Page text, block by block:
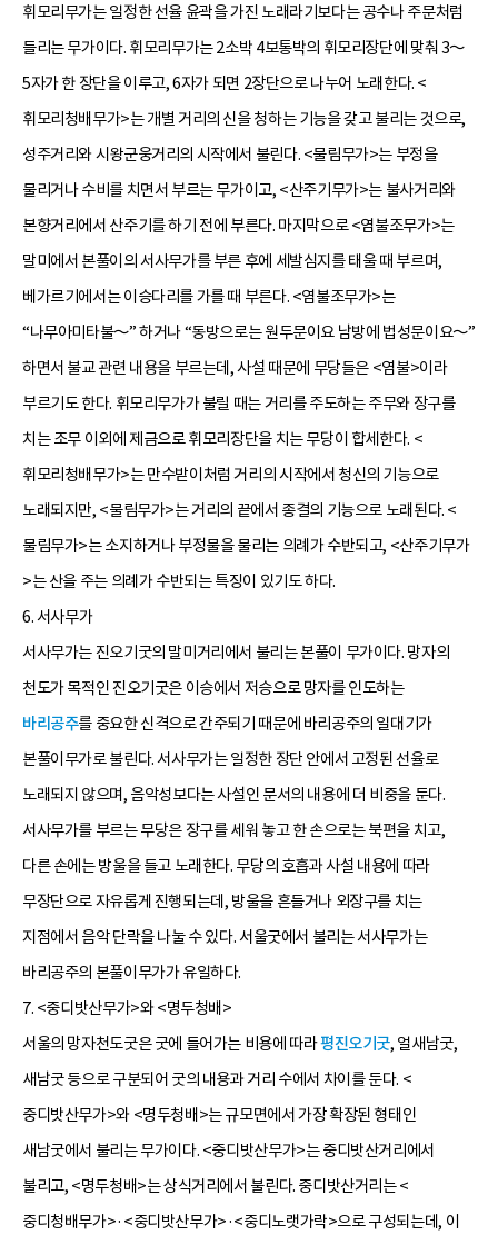
휘모리무가는 일정한 선율 윤곽을 가진 노래라기보다는 공수나 주문처럼
들리는 무가이다. 휘모리무가는 2소박 4보통박의 휘모리장단에 맞춰 3～
5자가 한 장단을 이루고, 6자가 되면 2장단으로 나누어 노래한다. <
휘모리청배무가>는 개별 거리의 신을 청하는 기능을 갖고 불리는 것으로,
성주거리와 시왕군웅거리의 시작에서 불린다. <물림무가>는 부정을
물리거나 수비를 치면서 부르는 무가이고, <산주기무가>는 불사거리와
본향거리에서 산주기를 하기 전에 부른다. 마지막으로 <염불조무가>는
말미에서 본풀이의 서사무가를 부른 후에 세발심지를 태울 때 부르며,
베가르기에서는 이승다리를 가를 때 부른다. <염불조무가>는
“나무아미타불～” 하거나 “동방으로는 원두문이요 남방에 법성문이요～”
하면서 불교 관련 내용을 부르는데, 사설 때문에 무당들은 <염불>이라
부르기도 한다. 휘모리무가가 불릴 때는 거리를 주도하는 주무와 장구를
치는 조무 이외에 제금으로 휘모리장단을 치는 무당이 합세한다. <
휘모리청배무가>는 만수받이처럼 거리의 시작에서 청신의 기능으로
노래되지만, <물림무가>는 거리의 끝에서 종결의 기능으로 노래된다. <
물림무가>는 소지하거나 부정물을 물리는 의례가 수반되고, <산주기무가
>는 산을 주는 의례가 수반되는 특징이 있기도 하다.
6. 서사무가
서사무가는 진오기굿의 말미거리에서 불리는 본풀이 무가이다. 망자의
천도가 목적인 진오기굿은 이승에서 저승으로 망자를 인도하는
바리공주를 중요한 신격으로 간주되기 때문에 바리공주의 일대기가
본풀이무가로 불린다. 서사무가는 일정한 장단 안에서 고정된 선율로
노래되지 않으며, 음악성보다는 사설인 문서의 내용에 더 비중을 둔다.
서사무가를 부르는 무당은 장구를 세워 놓고 한 손으로는 북편을 치고,
다른 손에는 방울을 들고 노래한다. 무당의 호흡과 사설 내용에 따라
무장단으로 자유롭게 진행되는데, 방울을 흔들거나 외장구를 치는
지점에서 음악 단락을 나눌 수 있다. 서울굿에서 불리는 서사무가는
바리공주의 본풀이무가가 유일하다.
7. <중디밧산무가>와 <명두청배>
서울의 망자천도굿은 굿에 들어가는 비용에 따라평진오기굿, 얼새남굿,
새남굿 등으로 구분되어 굿의 내용과 거리 수에서 차이를 둔다. <
중디밧산무가>와 <명두청배>는 규모면에서 가장 확장된 형태인
새남굿에서 불리는 무가이다. <중디밧산무가>는 중디밧산거리에서
불리고, <명두청배>는 상식거리에서 불린다. 중디밧산거리는 <
중디청배무가>·<중디밧산무가>·<중디노랫가락>으로 구성되는데, 이